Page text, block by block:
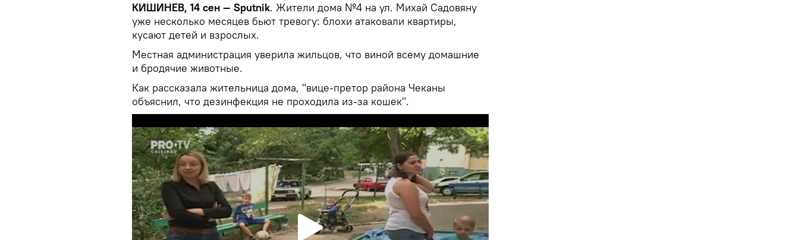
КИШИНЕВ, 14 сен — Sputnik. Жители дома №4 на ул. Михай Садовяну
уже несколько месяцев бьют тревогу: блохи атаковали квартиры,
кусают детей и взрослых.
Местная администрация уверила жильцов, что виной всему домашние
и бродячие животные.
Как рассказала жительница дома, "вице-претор района Чеканы
объяснил, что дезинфекция не проходила из-за кошек".